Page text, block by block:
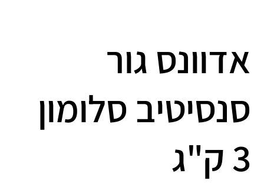
אדוונס גור
סנסיטיב סלומון
3 ק"ג